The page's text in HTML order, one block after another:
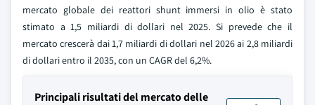
mercato globale dei reattori shunt immersi in olio è stato
stimato a 1,5 miliardi di dollari nel 2025. Si prevede che il
mercato crescerà dai 1,7 miliardi di dollari nel 2026 ai 2,8 miliardi
di dollari entro il 2035, con un CAGR del 6,2%.
Principali risultati del mercato delle